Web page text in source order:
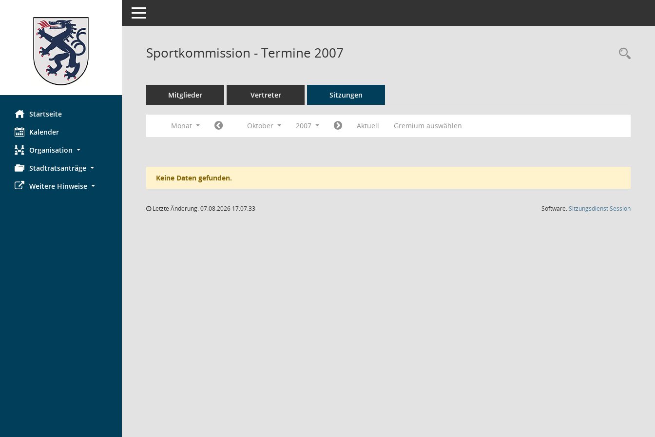
Startseite
Kalender
Organisation
Stadtratsanträge
Weitere Hinweise
Toggle navigation
Sportkommission - Termine 2007
Mitglieder Vertreter Sitzungen
Monat Oktober 2007 Aktuell Gremium auswählen
Keine Daten gefunden.
Letzte Änderung: 07.08.2026 17:07:33 Software:SitzungsdienstSession(Wird in